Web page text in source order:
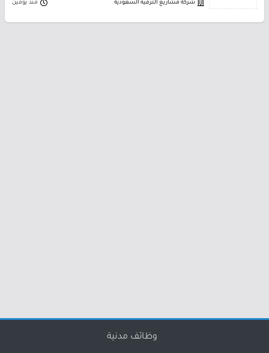
شركة مشاريع الترفيه السعودية منذ يومين
وظائف مدنية